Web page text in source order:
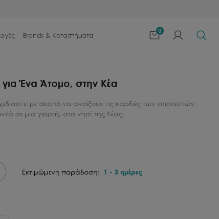
Brands & Καταστήματα
0
Ένα Άτομο, στην Κέα
με σκοπό να ανοίξουν τις καρδιές των επισκεπτών
σε μια γιορτή, στο νησί της Κέας.
Εκτιμώμενη παράδοση: 1 - 3 ημέρες